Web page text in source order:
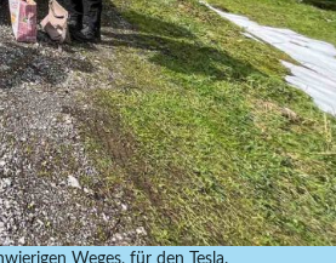
Weges, für den Tesla.